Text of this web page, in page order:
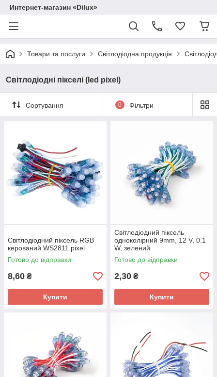
Интернет-магазин «Dilux»
Товари та послуги Світлодіодна продукція
Світлодіодні пікселі (led pixel)
Сортування 0 Фільтри
Світлодіодний піксель RGB
керований WS2811 pixel
Готово до відправки
8,60 ₴
Купити
Світлодіодний піксель
одноколірний 9mm, 12 V, 0.1
W, зелений
Готово до відправки
2,30 ₴
Купити